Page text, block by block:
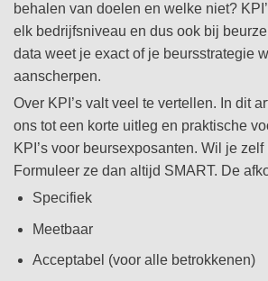
behalen van doelen en welke niet?
elk bedrijfsniveau en dus ook bij
data weet je exact of je beursstrategie
aanscherpen.
Over KPI’s valt veel te vertellen. In dit
ons tot een korte uitleg en praktische
KPI’s voor beursexposanten. Wil je zelf
Formuleer ze dan altijd SMART. De
Specifiek
Meetbaar
Acceptabel (voor alle betrokkenen)